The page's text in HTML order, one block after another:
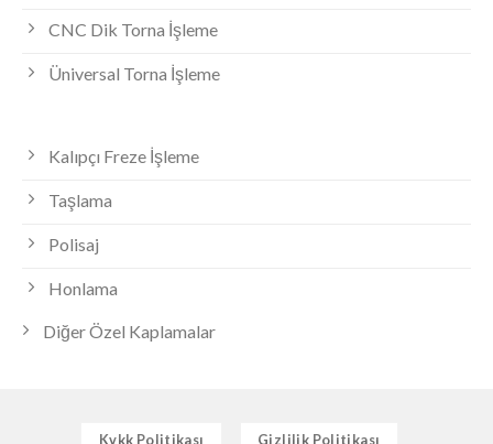
CNC Dik Torna İşleme
Üniversal Torna İşleme
Kalıpçı Freze İşleme
Taşlama
Polisaj
Honlama
Diğer Özel Kaplamalar
Kvkk Politikası Gizlilik Politikası